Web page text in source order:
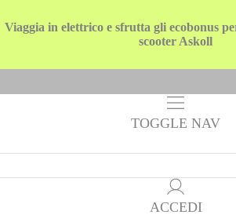
Viaggia in elettrico e sfrutta gli ecobonus
scooter Askoll
TOGGLE NAV
ACCEDI